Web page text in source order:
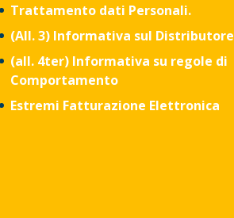
Trattamento dati Personali.
(All. 3)Informativa sul Distributore
(all. 4ter) Informativa su regole di
Comportamento
Estremi Fatturazione Elettronica